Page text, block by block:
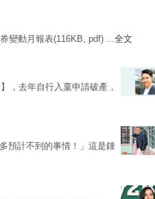
變動月報表(116KB, pdf) ...全文
，去年自行入稟申請破產，
預計不到的事情！」這是鍾